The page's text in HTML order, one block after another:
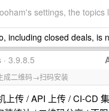
settings, the topics
including closed deals, is
3.9.8.5
成二维码→扫码安装
上传 / API 上传 / CI-CD